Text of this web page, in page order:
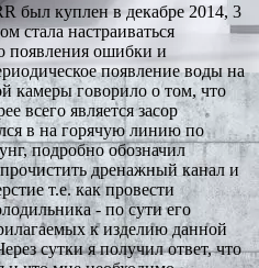
был куплен в декабре 2014, 3
стала настраиваться
появления ошибки и
появление воды на
камеры говорило о том, что
всего является засор
в на горячую линию по
подробно обозначил
дренажный канал и
т.е. как провести
- по сути его
к изделию данной
сутки я получил ответ, что